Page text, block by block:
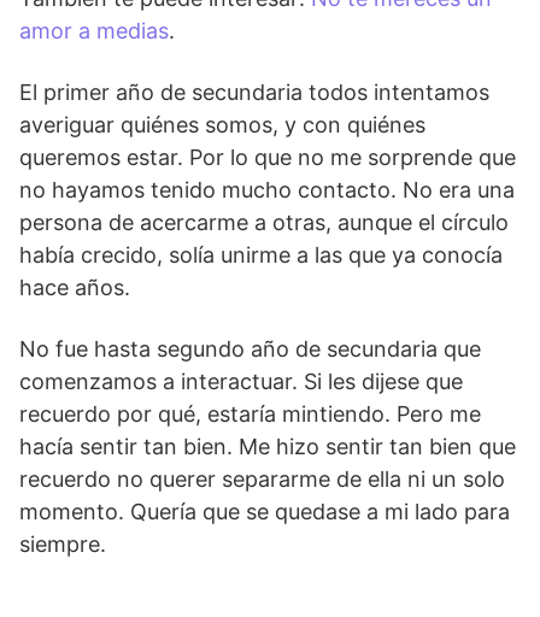
amor a medias.
El primer año de secundaria todos intentamos
averiguar quiénes somos, y con quiénes
queremos estar. Por lo que no me sorprende que
no hayamos tenido mucho contacto. No era una
persona de acercarme a otras, aunque el círculo
había crecido, solía unirme a las que ya conocía
hace años.
No fue hasta segundo año de secundaria que
comenzamos a interactuar. Si les dijese que
recuerdo por qué, estaría mintiendo. Pero me
hacía sentir tan bien. Me hizo sentir tan bien que
recuerdo no querer separarme de ella ni un solo
momento. Quería que se quedase a mi lado para
siempre.